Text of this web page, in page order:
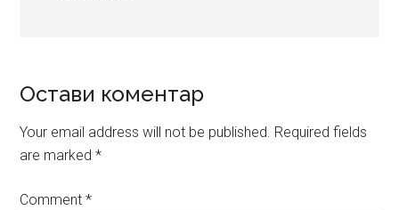
Reader
Interactions
Остави коментар
Your email address will not be published. Required fields
are marked*
Comment*